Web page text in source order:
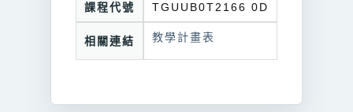
課程代號 TGUUB0T2166 0D
相關連結 教學計畫表